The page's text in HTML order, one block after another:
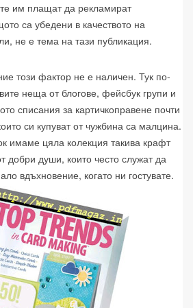
им плащат да рекламират
са убедени в качеството на
не е тема на тази публикация.
този фактор не е наличен. Тук по-
неща от блогове, фейсбук групи и
списания за картичкоправене почти
си купуват от чужбина са малцина.
имаме цяла колекция такива крафт
добри души, които често служат да
вдъхновение, когато ни гостувате.